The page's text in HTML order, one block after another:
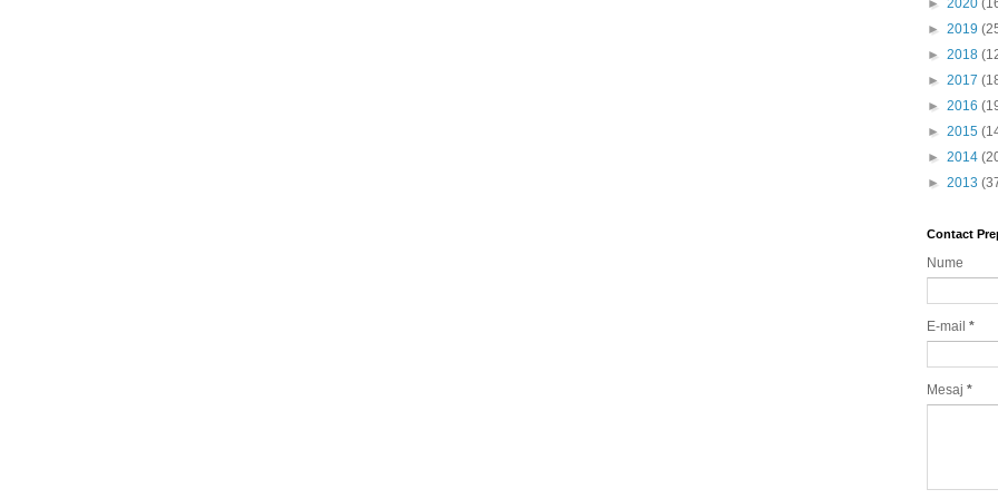
► 2020
► 2019
► 2018
► 2017
► 2016
► 2015
► 2014
► 2013
Contact
Nume
E-mail *
Mesaj *